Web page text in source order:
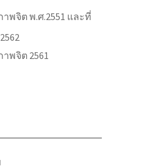
พจิต พ.ศ.2551 และที่
พจิต 2561